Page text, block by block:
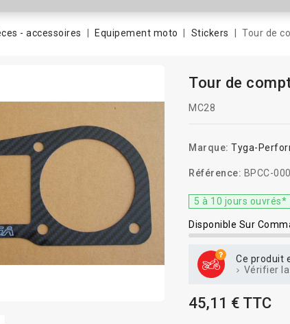
- accessoires Equipement moto Stickers Tour de
Tour de
MC28
Marque: Tyga-
Référence: BPCC-
5 à 10 jours ouvrés*
Disponible Sur
Ce produit
Vérifier
45,11 € TTC